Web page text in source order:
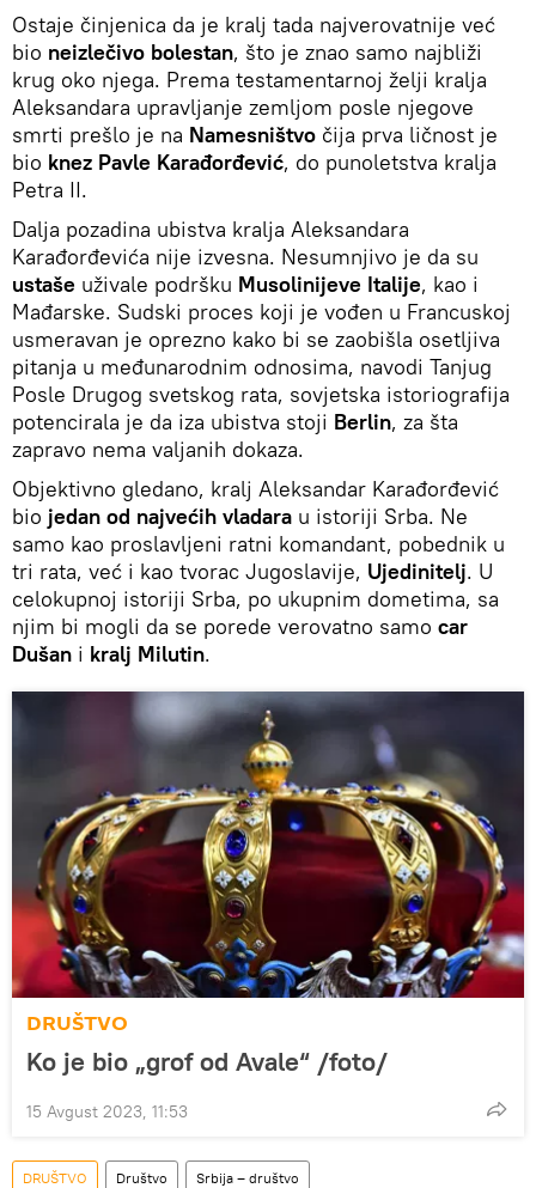
Ostaje činjenica da je kralj tada najverovatnije već
bio neizlečivo bolestan, što je znao samo najbliži
krug oko njega. Prema testamentarnoj želji kralja
Aleksandara upravljanje zemljom posle njegove
smrti prešlo je na Namesništvo čija prva ličnost je
bio knez Pavle Karađorđević, do punoletstva kralja
Petra II.
Dalja pozadina ubistva kralja Aleksandara
Karađorđevića nije izvesna. Nesumnjivo je da su
ustaše uživale podršku Musolinijeve Italije, kao i
Mađarske. Sudski proces koji je vođen u Francuskoj
usmeravan je oprezno kako bi se zaobišla osetljiva
pitanja u međunarodnim odnosima, navodi Tanjug
Posle Drugog svetskog rata, sovjetska istoriografija
potencirala je da iza ubistva stoji Berlin, za šta
zapravo nema valjanih dokaza.
Objektivno gledano, kralj Aleksandar Karađorđević
bio jedan od najvećih vladara u istoriji Srba. Ne
samo kao proslavljeni ratni komandant, pobednik u
tri rata, već i kao tvorac Jugoslavije, Ujedinitelj. U
celokupnoj istoriji Srba, po ukupnim dometima, sa
njim bi mogli da se porede verovatno samo car
Dušan i kralj Milutin.
DRUŠTVO
Ko je bio „grof od Avale“ /foto/
15 Avgust 2023, 11:53
DRUŠTVO Društvo Srbija – društvo